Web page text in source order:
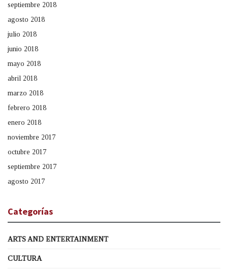
septiembre 2018
agosto 2018
julio 2018
junio 2018
mayo 2018
abril 2018
marzo 2018
febrero 2018
enero 2018
noviembre 2017
octubre 2017
septiembre 2017
agosto 2017
Categorías
ARTS AND ENTERTAINMENT
CULTURA